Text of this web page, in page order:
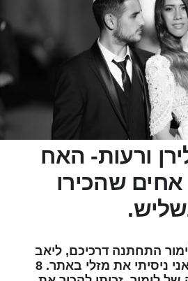
ורעות- האח
הצעיר מ-3 אחים שהכירו
התחתנה דרכיכם, ליאב
היה מאורס לעדן, ואני ניסיתי את מזלי באתר. 8